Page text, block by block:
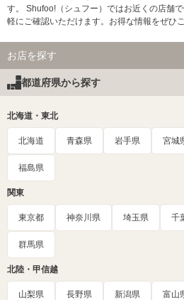
す。 Shufoo!（シュフー）ではお近くの店舗
軽にご確認いただけます。お得な情報をぜひ
お店を探す
都道府県から探す
北海道・東北
北海道 青森県 岩手県 宮城
福島県
関東
東京都 神奈川県 埼玉県 千
群馬県
北陸・甲信越
山梨県 長野県 新潟県 富山